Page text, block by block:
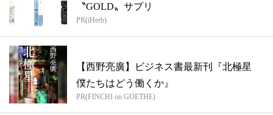
〝GOLD〟サプリ
PR(iHerb)
【西野亮廣】ビジネス書最新刊『北極星
僕たちはどう働くか』
PR(FINCHI on GOETHE)